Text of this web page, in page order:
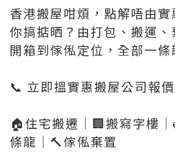
香港搬屋咁煩，點解唔由
你搞掂晒？由打包、搬運、
開箱到傢俬定位，全部一條
📞 立即搵實惠搬屋公司報價
🏠住宅搬遷｜🏢搬寫字樓
條龍｜🔨傢俬棄置